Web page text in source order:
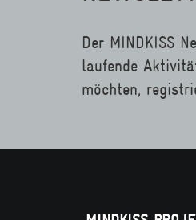
Der MINDKISS
laufende
möchten,